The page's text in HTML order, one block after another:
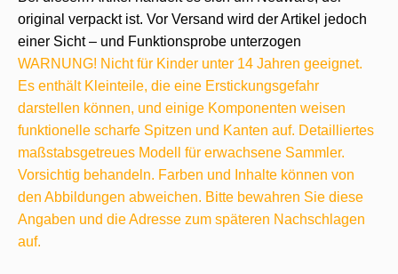
original verpackt ist. Vor Versand wird der Artikel jedoch
einer Sicht – und Funktionsprobe unterzogen
WARNUNG! Nicht für Kinder unter 14 Jahren geeignet.
Es enthält Kleinteile, die eine Erstickungsgefahr
darstellen können, und einige Komponenten weisen
funktionelle scharfe Spitzen und Kanten auf. Detailliertes
maßstabsgetreues Modell für erwachsene Sammler.
Vorsichtig behandeln. Farben und Inhalte können von
den Abbildungen abweichen. Bitte bewahren Sie diese
Angaben und die Adresse zum späteren Nachschlagen
auf.